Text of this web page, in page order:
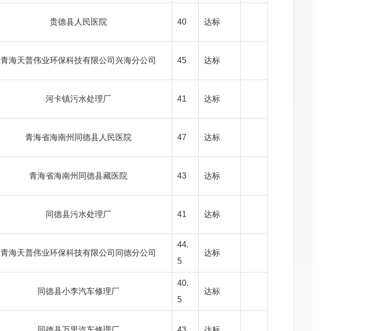
贵德县人民医院 40 达标
青海天普伟业环保科技有限公司兴海分公司 45 达标
河卡镇污水处理厂 41 达标
青海省海南州同德县人民医院 47 达标
青海省海南州同德县藏医院 43 达标
同德县污水处理厂 41 达标
青海天普伟业环保科技有限公司同德分公司
44.
5
达标
同德县小李汽车修理厂
40.
5
达标